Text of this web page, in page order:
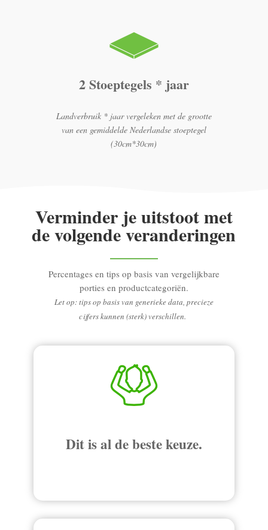
2 Stoeptegels * jaar
Landverbruik * jaar vergeleken met de grootte
van een gemiddelde Nederlandse stoeptegel
(30cm*30cm)
Verminder je uitstoot met
de volgende veranderingen
Percentages en tips op basis van vergelijkbare
porties en productcategoriën.
Let op: tips op basis van generieke data, precieze
cijfers kunnen (sterk) verschillen.
Dit is al de beste keuze.